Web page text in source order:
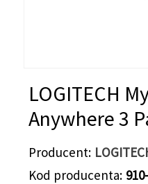
LOGITECH
Anywhere 3
Producent
Kod producenta